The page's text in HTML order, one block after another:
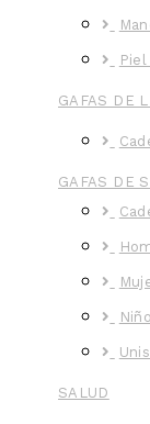
GAFAS DE
GAFAS DE
SALUD